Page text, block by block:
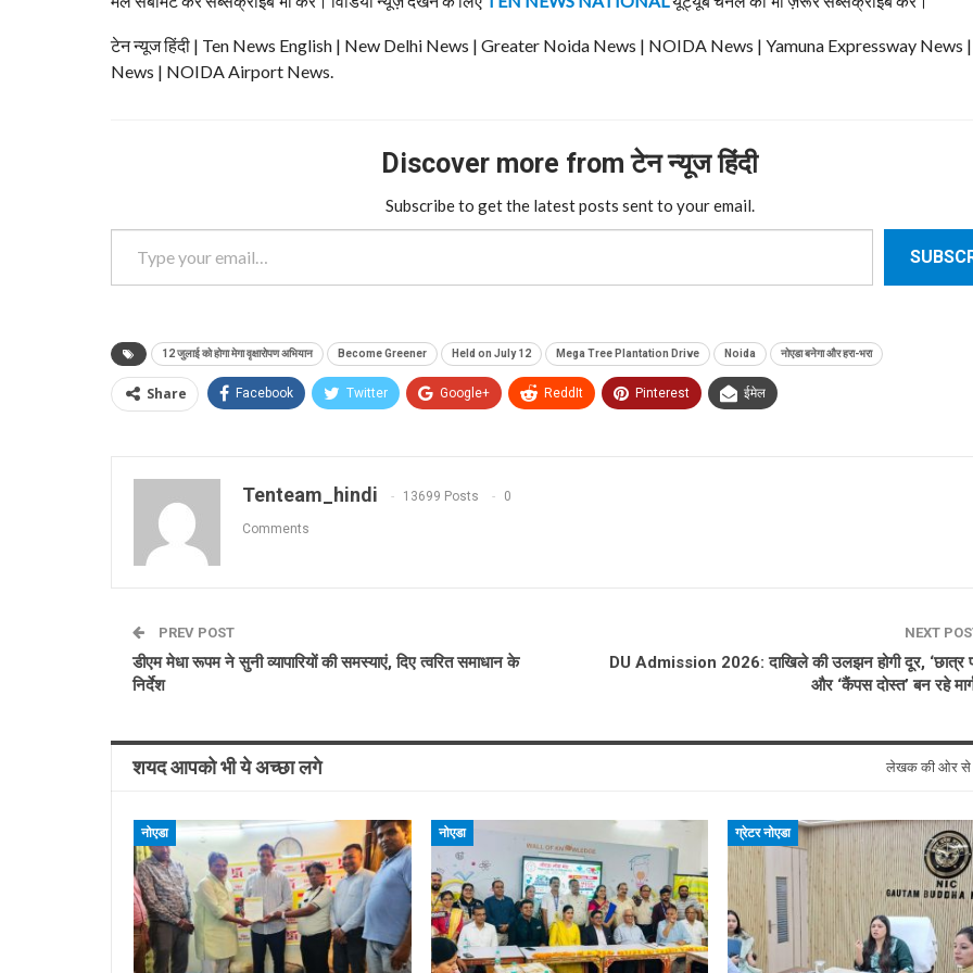
टेन न्यूज हिंदी | Ten News English | New Delhi News | Greater Noida News | NOIDA News | Yamuna Expressway News
News | NOIDA Airport News.
Discover more from टेन न्यूज हिंदी
Subscribe to get the latest posts sent to your email.
Type your email…
12 जुलाई को होगा मेगा वृक्षारोपण अभियान Become Greener Held on July 12 Mega Tree Plantation Drive Noida नोएडा बनेगा और हरा-भरा
Share Facebook Twitter Google+ ReddIt Pinterest ईमेल
Tenteam_hindi 13699 Posts 0
Comments
PREV POST
डीएम मेधा रूपम ने सुनी व्यापारियों की समस्याएं, दिए त्वरित समाधान के
निर्देश
NEXT
DU Admission 2026: दाखिले की उलझन होगी दूर, ‘छात्र
और ‘कैंपस दोस्त’ बन रहे
शयद आपको भी ये अच्छा लगे लेखक की ओर से
नोएडा नोएडा ग्रेटर नोएडा